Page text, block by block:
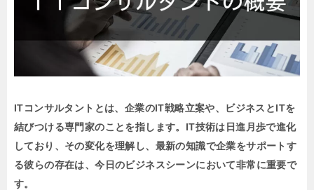
ITコンサルタントとは、企業のIT戦略立案や、ビジネスとITを
結びつける専門家のことを指します。IT技術は日進月歩で進化
しており、その変化を理解し、最新の知識で企業をサポートす
る彼らの存在は、今日のビジネスシーンにおいて非常に重要で
す。